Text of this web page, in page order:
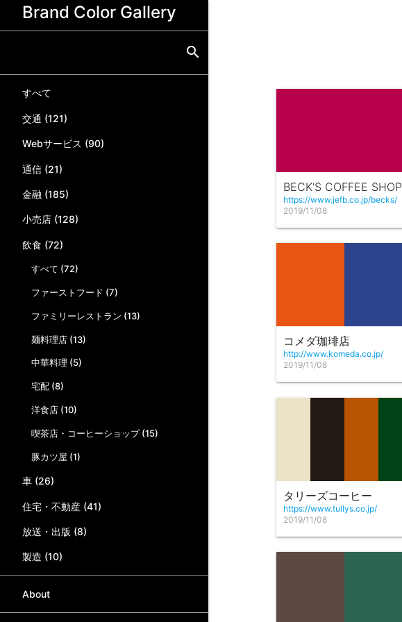
Brand Color Gallery
search
すべて
交通 (121)
Webサービス (90)
通信 (21)
金融 (185)
小売店 (128)
飲食 (72)
すべて (72)
ファーストフード (7)
ファミリーレストラン (13)
麺料理店 (13)
中華料理 (5)
宅配 (8)
洋食店 (10)
喫茶店・コーヒーショップ (15)
豚カツ屋 (1)
車 (26)
住宅・不動産 (41)
放送・出版 (8)
製造 (10)
About
BECK'S COFFEE SHOP
https://www.jefb.co.jp/becks/
2019/11/08
コメダ珈琲店
http://www.komeda.co.jp/
2019/11/08
タリーズコーヒー
https://www.tullys.co.jp/
2019/11/08